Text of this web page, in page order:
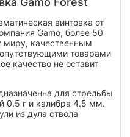
винтовка от
Gamo, более 50
миру, качественным
товарами
качество не оставит
для стрельбы
0.5 г и калибра 4.5 мм.
из дула ствола